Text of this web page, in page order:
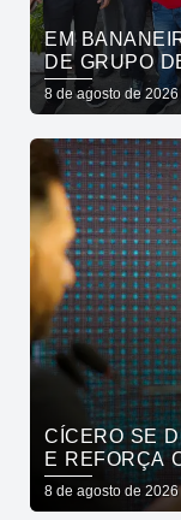
EM
DE GRUPO
SANITÁRIO
8 de agosto de 2026
CÍCERO SE
E REFORÇA
SEGURANÇA
8 de agosto de 2026